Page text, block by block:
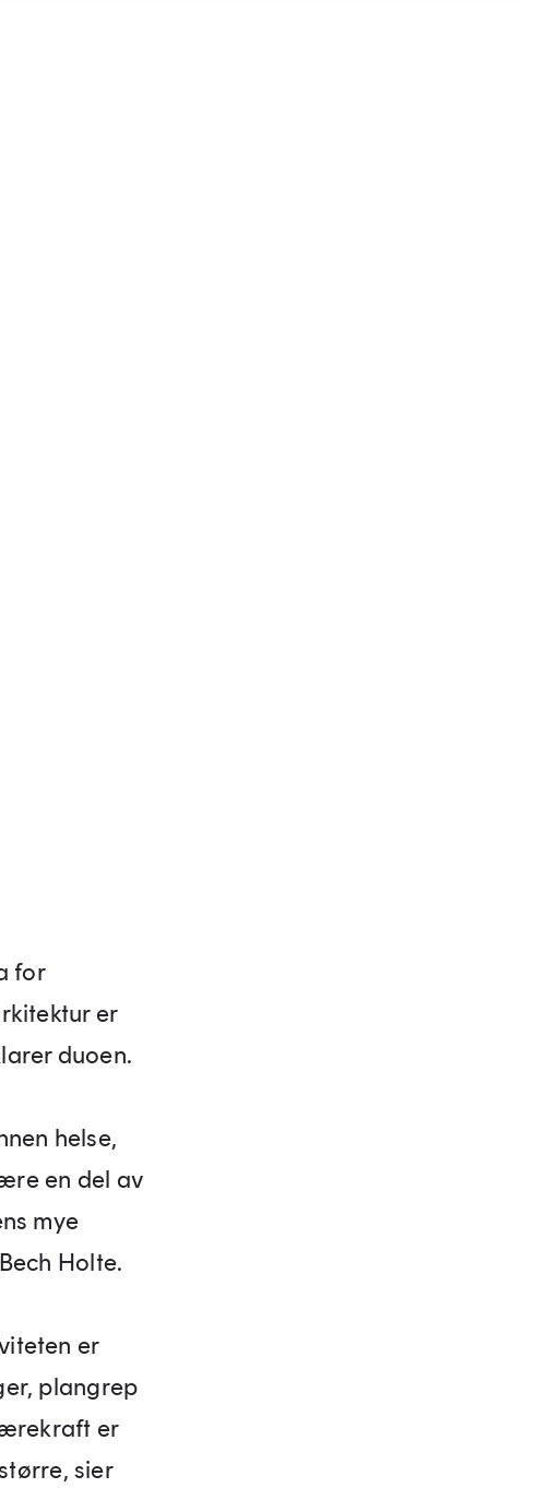
for
er
duoen.
helse,
en del av
mye
Holte.
er
plangrep
er
sier